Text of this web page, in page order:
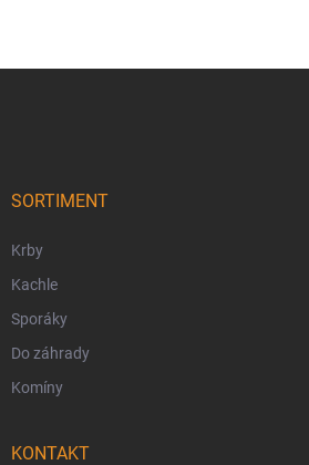
SORTIMENT
Krby
Kachle
Sporáky
Do záhrady
Komíny
KONTAKT